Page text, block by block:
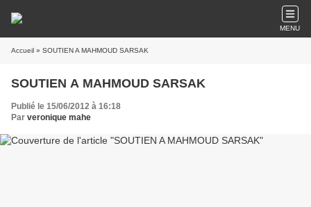
MENU
Accueil » SOUTIEN A MAHMOUD SARSAK
SOUTIEN A MAHMOUD SARSAK
Publié le 15/06/2012 à 16:18
Par veronique mahe